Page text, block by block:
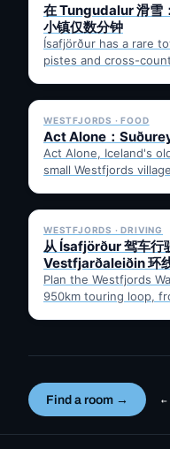
在 Tungudalur 滑雪
小镇仅数分钟
Ísafjörður has a rare
pistes and cross-
WESTFJORDS · FOOD
Act Alone：
Act Alone, Iceland's
small Westfjords
WESTFJORDS · DRIVING
从 Ísafjörður 驾车行
Vestfjarðaleiðin 环
Plan the Westfjords
950km touring loop,
Find a room → ←